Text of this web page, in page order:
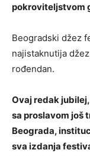
pokroviteljstvom
Beogradski džez
najistaknutija
rođendan.
Ovaj redak
sa proslavom još
Beograda,
sva izdanja